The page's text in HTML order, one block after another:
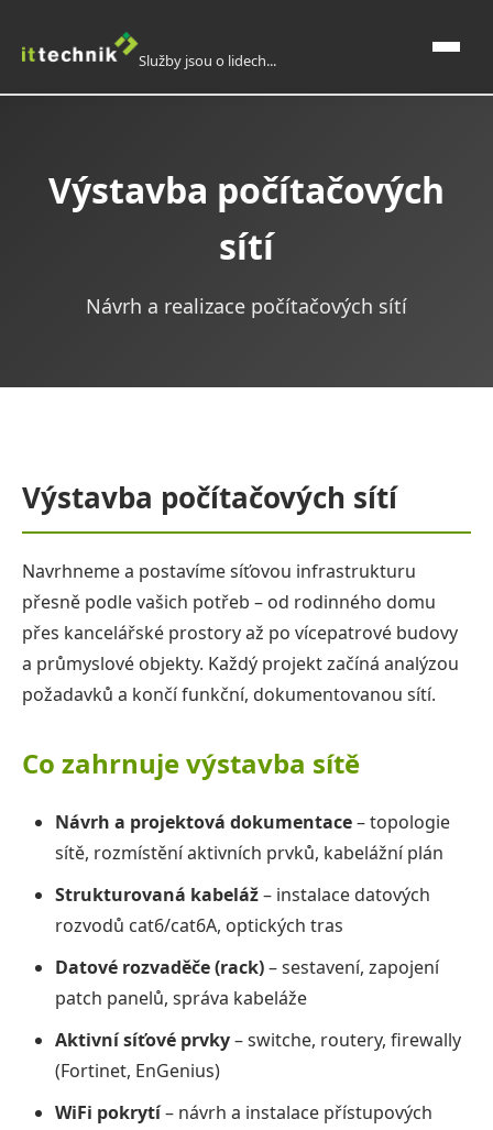
Služby jsou o lidech...
O nás
24/7 Monitoring
Podpora firemních IT oddělení
Servisní podpora IT
Nezávislé konzultace
Výstavba počítačových sítí
Bezpečnostní audit
Propojení poboček
Disaster recovery
Domácí automatizace a elektroinstalace
Reference
Výstavba počítačových
sítí
Návrh a realizace počítačových sítí
Výstavba počítačových sítí
Navrhneme a postavíme síťovou infrastrukturu
přesně podle vašich potřeb – od rodinného domu
přes kancelářské prostory až po vícepatrové budovy
a průmyslové objekty. Každý projekt začíná analýzou
požadavků a končí funkční, dokumentovanou sítí.
Co zahrnuje výstavba sítě
Návrh a projektová dokumentace– topologie
sítě, rozmístění aktivních prvků, kabelážní plán
Strukturovaná kabeláž– instalace datových
rozvodů cat6/cat6A, optických tras
Datové rozvaděče (rack)– sestavení, zapojení
patch panelů, správa kabeláže
Aktivní síťové prvky– switche, routery, firewally
(Fortinet, EnGenius)
WiFi pokrytí– návrh a instalace přístupových